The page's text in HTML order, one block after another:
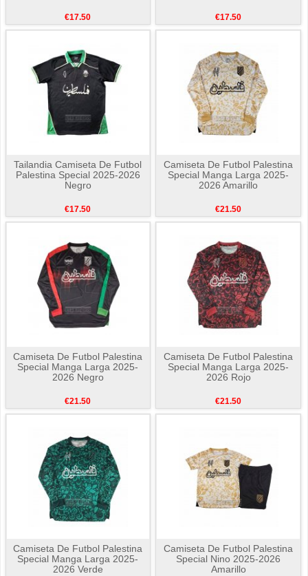
€17.50 €17.50
Tailandia Camiseta De Futbol
Palestina Special 2025-2026
Negro
€17.50
Camiseta De Futbol Palestina
Special Manga Larga 2025-
2026 Amarillo
€21.50
Camiseta De Futbol Palestina
Special Manga Larga 2025-
2026 Negro
€21.50
Camiseta De Futbol Palestina
Special Manga Larga 2025-
2026 Rojo
€21.50
Camiseta De Futbol Palestina
Special Manga Larga 2025-
2026 Verde
Camiseta De Futbol Palestina
Special Nino 2025-2026
Amarillo